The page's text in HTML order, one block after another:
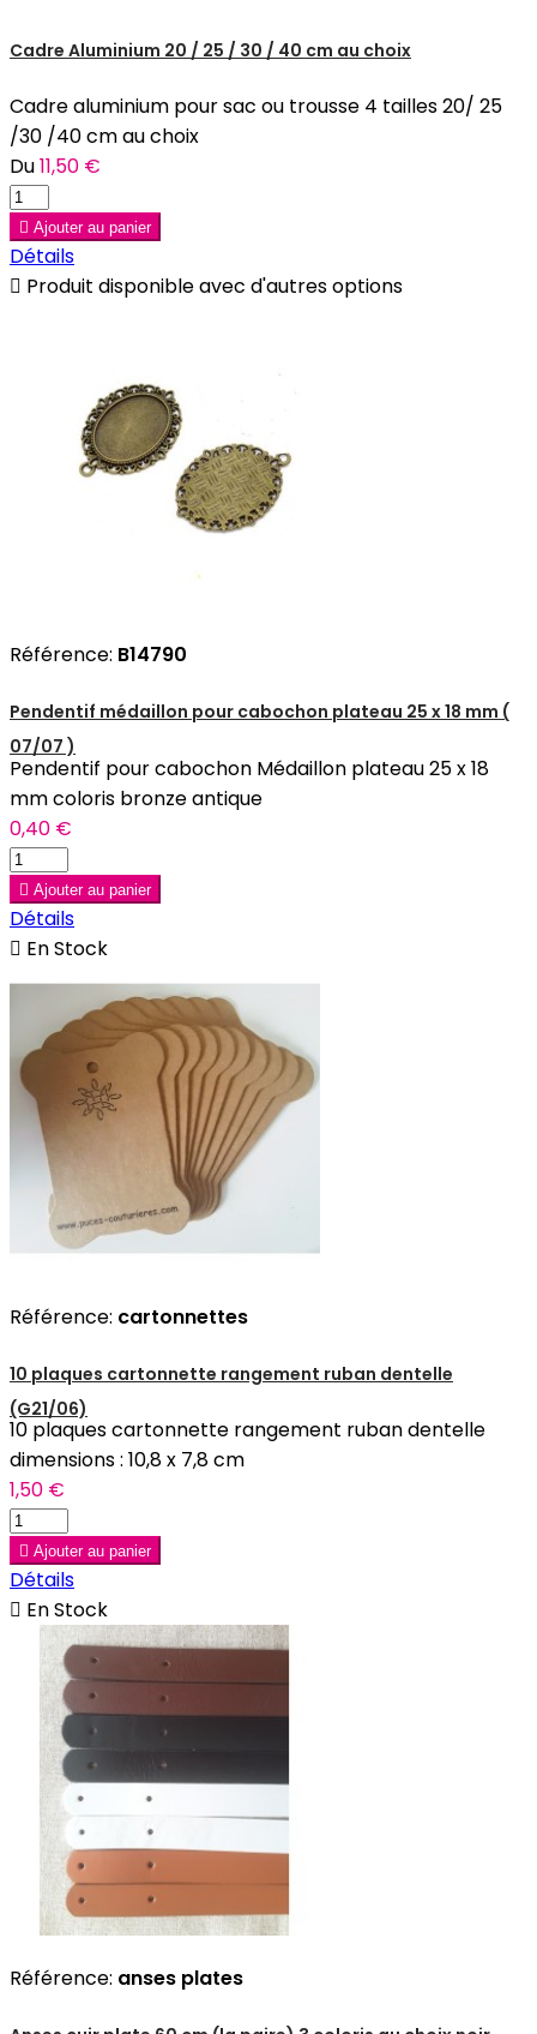
Cadre Aluminium 20 / 25 / 30 / 40 cm au choix
Cadre aluminium pour sac ou trousse 4 tailles 20/ 25
/30 /40 cm au choix
Du11,50 €
 Ajouter au panier
Détails
 Produit disponible avec d'autres options
Référence: B14790
Pendentif médaillon pour cabochon plateau 25 x 18 mm (
07/07 )
Pendentif pour cabochon Médaillon plateau 25 x 18
mm coloris bronze antique
0,40 €
 Ajouter au panier
Détails
 En Stock
Référence: cartonnettes
10 plaques cartonnette rangement ruban dentelle
(G21/06)
10 plaques cartonnette rangement ruban dentelle
dimensions : 10,8 x 7,8 cm
1,50 €
 Ajouter au panier
Détails
 En Stock
Référence: anses plates